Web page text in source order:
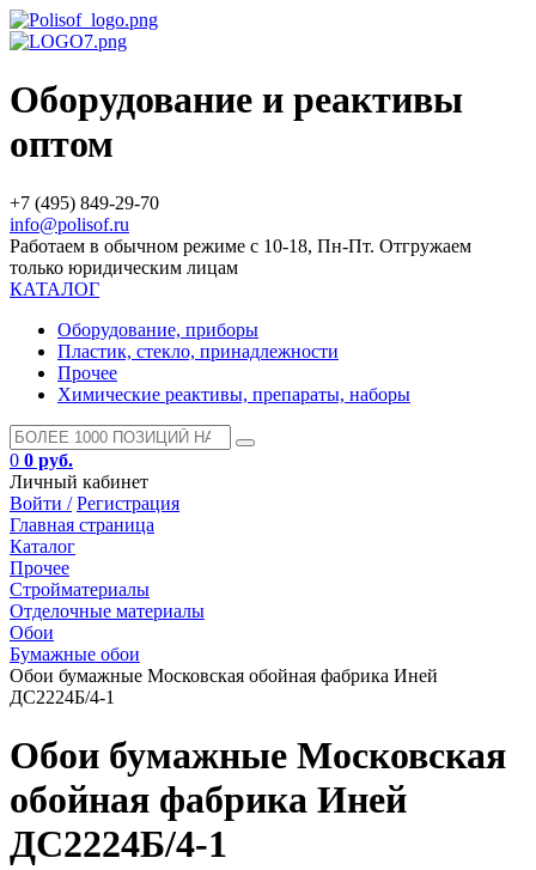
Оборудование и реактивы
оптом
+7 (495) 849-29-70
info@polisof.ru
Работаем в обычном режиме с 10-18, Пн-Пт. Отгружаем
только юридическим лицам
КАТАЛОГ
Оборудование, приборы
Пластик, стекло, принадлежности
Прочее
Химические реактивы, препараты, наборы
0 0 руб.
Личный кабинет
Войти / Регистрация
Главная страница
Каталог
Прочее
Стройматериалы
Отделочные материалы
Обои
Бумажные обои
Обои бумажные Московская обойная фабрика Иней
ДС2224Б/4-1
Обои бумажные Московская
обойная фабрика Иней
ДС2224Б/4-1